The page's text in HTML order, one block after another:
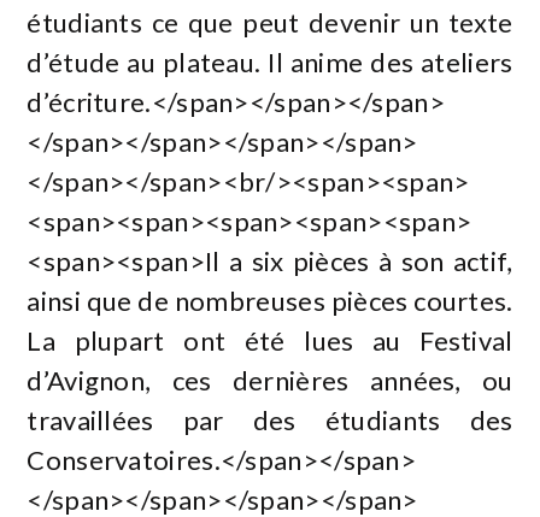
étudiants ce que peut devenir un texte
d’étude au plateau. Il anime des ateliers
d’écriture.</span></span></span>
</span></span></span></span>
</span></span><br/><span><span>
<span><span><span><span><span>
<span><span>Il a six pièces à son actif,
ainsi que de nombreuses pièces courtes.
La plupart ont été lues au Festival
d’Avignon, ces dernières années, ou
travaillées par des étudiants des
Conservatoires.</span></span>
</span></span></span></span>